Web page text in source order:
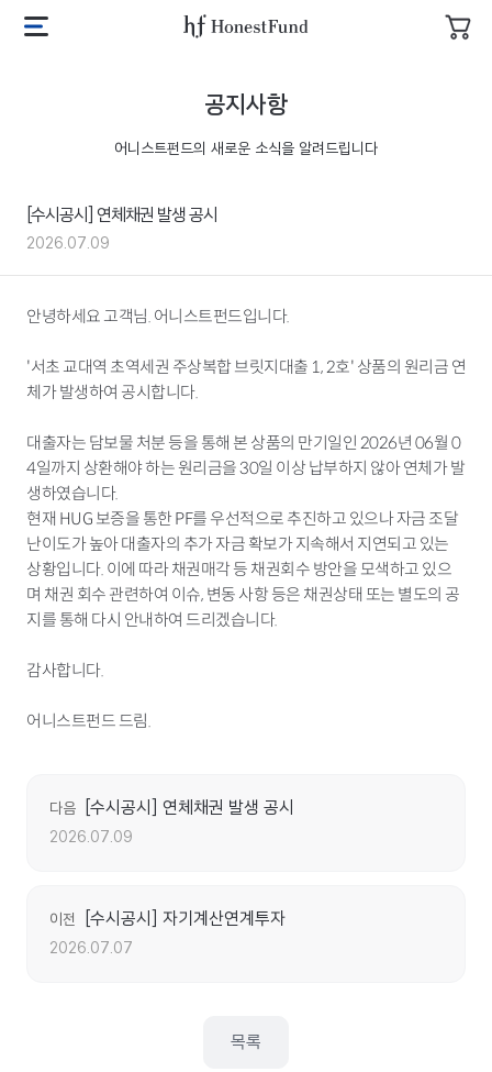
어
드
고
메
공지사항
어니스트펀드의 새로운 소식을 알려드립니다
[수시공시] 연체채권 발생 공시
2026.07.09
안녕하세요 고객님. 어니스트펀드입니다.
'서초 교대역 초역세권 주상복합 브릿지대출 1, 2호' 상품의 원리금 연
체가 발생하여 공시합니다.
대출자는 담보물 처분 등을 통해 본 상품의 만기일인 2026년 06월 0
4일까지 상환해야 하는 원리금을 30일 이상 납부하지 않아 연체가 발
생하였습니다.
현재 HUG 보증을 통한 PF를 우선적으로 추진하고 있으나 자금 조달
난이도가 높아 대출자의 추가 자금 확보가 지속해서 지연되고 있는
상황입니다. 이에 따라 채권매각 등 채권회수 방안을 모색하고 있으
며 채권 회수 관련하여 이슈, 변동 사항 등은 채권상태 또는 별도의 공
지를 통해 다시 안내하여 드리겠습니다.
감사합니다.
어니스트펀드 드림.
다음 [수시공시] 연체채권 발생 공시
2026.07.09
이전 [수시공시] 자기계산연계투자
2026.07.07
목록